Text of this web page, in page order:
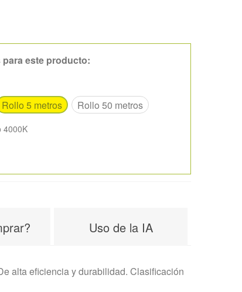
este producto:
Rollo 5 metros Rollo 50 metros
4000K
Uso de la IA
alta eficiencia y durabilidad. Clasificación